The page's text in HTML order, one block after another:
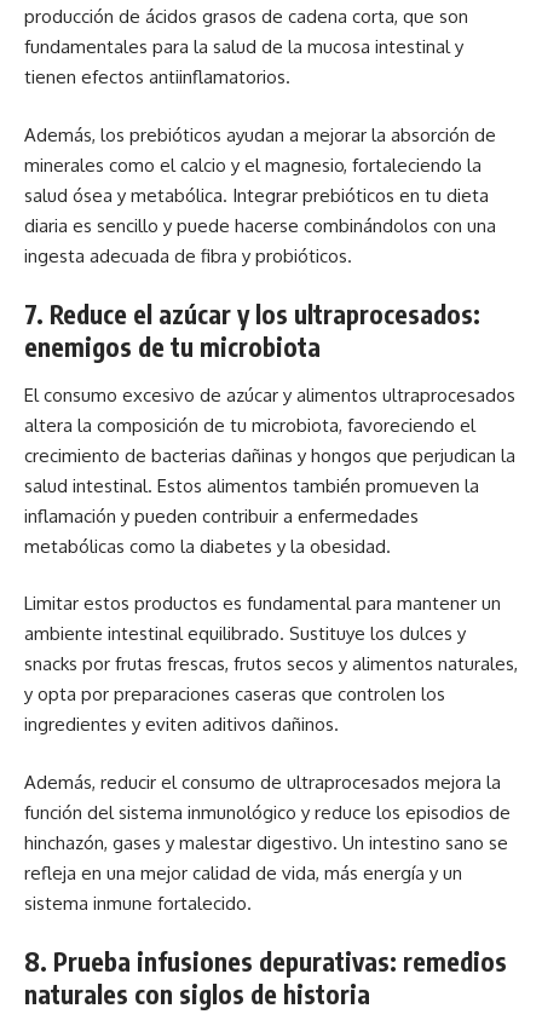
producción de ácidos grasos de cadena corta, que son
fundamentales para la salud de la mucosa intestinal y
tienen efectos antiinflamatorios.
Además, los prebióticos ayudan a mejorar la absorción de
minerales como el calcio y el magnesio, fortaleciendo la
salud ósea y metabólica. Integrar prebióticos en tu dieta
diaria es sencillo y puede hacerse combinándolos con una
ingesta adecuada de fibra y probióticos.
7. Reduce el azúcar y los ultraprocesados:
enemigos de tu microbiota
El consumo excesivo de azúcar y alimentos ultraprocesados
altera la composición de tu microbiota, favoreciendo el
crecimiento de bacterias dañinas y hongos que perjudican la
salud intestinal. Estos alimentos también promueven la
inflamación y pueden contribuir a enfermedades
metabólicas como la diabetes y la obesidad.
Limitar estos productos es fundamental para mantener un
ambiente intestinal equilibrado. Sustituye los dulces y
snacks por frutas frescas, frutos secos y alimentos naturales,
y opta por preparaciones caseras que controlen los
ingredientes y eviten aditivos dañinos.
Además, reducir el consumo de ultraprocesados mejora la
función del sistema inmunológico y reduce los episodios de
hinchazón, gases y malestar digestivo. Un intestino sano se
refleja en una mejor calidad de vida, más energía y un
sistema inmune fortalecido.
8. Prueba infusiones depurativas: remedios
naturales con siglos de historia